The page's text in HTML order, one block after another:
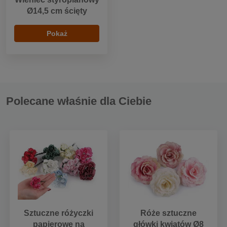
Ø14,5 cm ścięty
Pokaż
Polecane właśnie dla Ciebie
Sztuczne różyczki
papierowe na
Róże sztuczne
główki kwiatów Ø8